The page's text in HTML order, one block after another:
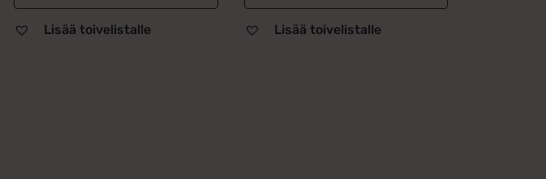
Lisää toivelistalle Lisää toivelistalle